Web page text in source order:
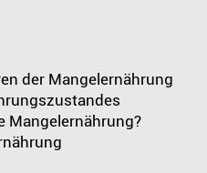
der Mangelernährung
Mangelernährung?